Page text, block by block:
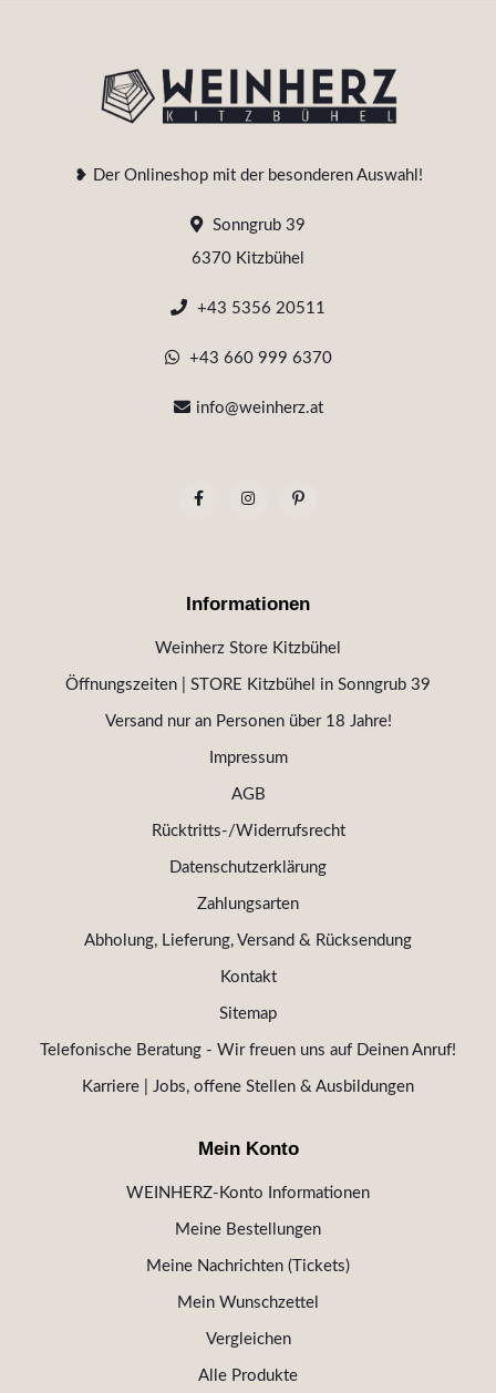
❥ Der Onlineshop mit der besonderen Auswahl!
Sonngrub 39
6370 Kitzbühel
+43 5356 20511
+43 660 999 6370
info@weinherz.at
Informationen
Weinherz Store Kitzbühel
Öffnungszeiten | STORE Kitzbühel in Sonngrub 39
Versand nur an Personen über 18 Jahre!
Impressum
AGB
Rücktritts-/Widerrufsrecht
Datenschutzerklärung
Zahlungsarten
Abholung, Lieferung, Versand & Rücksendung
Kontakt
Sitemap
Telefonische Beratung - Wir freuen uns auf Deinen Anruf!
Karriere | Jobs, offene Stellen & Ausbildungen
Mein Konto
WEINHERZ-Konto Informationen
Meine Bestellungen
Meine Nachrichten (Tickets)
Mein Wunschzettel
Vergleichen
Alle Produkte